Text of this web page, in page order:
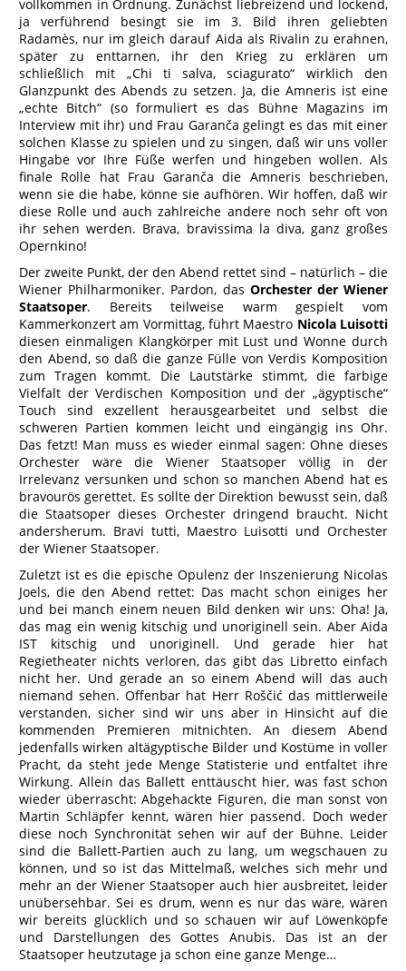
vollkommen in Ordnung. Zunächst liebreizend und lockend,
ja verführend besingt sie im 3. Bild ihren geliebten
Radamès, nur im gleich darauf Aida als Rivalin zu erahnen,
später zu enttarnen, ihr den Krieg zu erklären um
schließlich mit „Chi ti salva, sciagurato“ wirklich den
Glanzpunkt des Abends zu setzen. Ja, die Amneris ist eine
„echte Bitch“ (so formuliert es das Bühne Magazins im
Interview mit ihr) und Frau Garanča gelingt es das mit einer
solchen Klasse zu spielen und zu singen, daß wir uns voller
Hingabe vor Ihre Füße werfen und hingeben wollen. Als
finale Rolle hat Frau Garanča die Amneris beschrieben,
wenn sie die habe, könne sie aufhören. Wir hoffen, daß wir
diese Rolle und auch zahlreiche andere noch sehr oft von
ihr sehen werden. Brava, bravissima la diva, ganz großes
Opernkino!
Der zweite Punkt, der den Abend rettet sind – natürlich – die
Wiener Philharmoniker. Pardon, das Orchester der Wiener
Staatsoper. Bereits teilweise warm gespielt vom
Kammerkonzert am Vormittag, führt Maestro Nicola Luisotti
diesen einmaligen Klangkörper mit Lust und Wonne durch
den Abend, so daß die ganze Fülle von Verdis Komposition
zum Tragen kommt. Die Lautstärke stimmt, die farbige
Vielfalt der Verdischen Komposition und der „ägyptische“
Touch sind exzellent herausgearbeitet und selbst die
schweren Partien kommen leicht und eingängig ins Ohr.
Das fetzt! Man muss es wieder einmal sagen: Ohne dieses
Orchester wäre die Wiener Staatsoper völlig in der
Irrelevanz versunken und schon so manchen Abend hat es
bravourös gerettet. Es sollte der Direktion bewusst sein, daß
die Staatsoper dieses Orchester dringend braucht. Nicht
andersherum. Bravi tutti, Maestro Luisotti und Orchester
der Wiener Staatsoper.
Zuletzt ist es die epische Opulenz der Inszenierung Nicolas
Joels, die den Abend rettet: Das macht schon einiges her
und bei manch einem neuen Bild denken wir uns: Oha! Ja,
das mag ein wenig kitschig und unoriginell sein. Aber Aida
IST kitschig und unoriginell. Und gerade hier hat
Regietheater nichts verloren, das gibt das Libretto einfach
nicht her. Und gerade an so einem Abend will das auch
niemand sehen. Offenbar hat Herr Roščić das mittlerweile
verstanden, sicher sind wir uns aber in Hinsicht auf die
kommenden Premieren mitnichten. An diesem Abend
jedenfalls wirken altägyptische Bilder und Kostüme in voller
Pracht, da steht jede Menge Statisterie und entfaltet ihre
Wirkung. Allein das Ballett enttäuscht hier, was fast schon
wieder überrascht: Abgehackte Figuren, die man sonst von
Martin Schläpfer kennt, wären hier passend. Doch weder
diese noch Synchronität sehen wir auf der Bühne. Leider
sind die Ballett-Partien auch zu lang, um wegschauen zu
können, und so ist das Mittelmaß, welches sich mehr und
mehr an der Wiener Staatsoper auch hier ausbreitet, leider
unübersehbar. Sei es drum, wenn es nur das wäre, wären
wir bereits glücklich und so schauen wir auf Löwenköpfe
und Darstellungen des Gottes Anubis. Das ist an der
Staatsoper heutzutage ja schon eine ganze Menge…